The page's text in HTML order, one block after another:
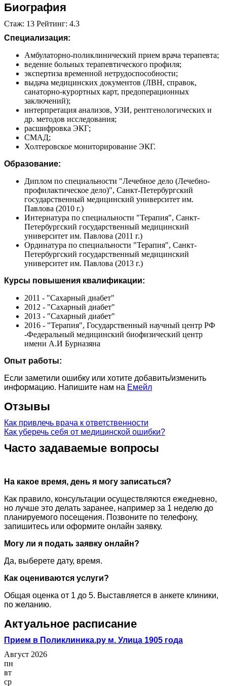
Биография
Стаж: 13 Рейтинг: 4.3
Специализация:
Амбулаторно-поликлинический прием врача терапевта;
ведение больных терапевтического профиля;
экспертиза временной нетрудоспособности;
выдача медицинских документов (ЛВН, справок,
санаторно-курортных карт, предоперационных
заключений);
интерпретация анализов, УЗИ, рентгенологических и
др. методов исследования;
расшифровка ЭКГ;
СМАД;
Холтеровское мониторирование ЭКГ.
Образование:
Диплом по специальности "Лечебное дело (Лечебно-
профилактическое дело)", Санкт-Петербургский
государственный медицинский университет им.
Павлова (2010 г.)
Интернатура по специальности "Терапия", Санкт-
Петербургский государственный медицинский
университет им. Павлова (2011 г.)
Ординатура по специальности "Терапия", Санкт-
Петербургский государственный медицинский
университет им. Павлова (2013 г.)
Курсы повышения квалификации:
2011 - "Сахарный диабет"
2012 - "Сахарный диабет"
2013 - "Сахарный диабет"
2016 - "Терапия", Государственный научный центр РФ
-Федеральный медицинский биофизический центр
имени А.И Бурназяна
Опыт работы:
Если заметили ошибку или хотите добавить/изменить
информацию. Напишите нам на Емейл
Отзывы
Как привлечь врача к ответственности
Как уберечь себя от медицинской ошибки?
Часто задаваемые вопросы
На какое время, день я могу записаться?
Как правило, консультации осуществляются ежедневно,
но лучше это делать заранее, например за 1 неделю до
планируемого посещения. Позвоните по телефону,
запишитесь или оформите онлайн заявку.
Могу ли я подать заявку онлайн?
Да, выберете дату, время.
Как оцениваются услуги?
Общая оценка от 1 до 5. Выставляется в анкете клиники,
по желанию.
Актуальное расписание
Прием в Поликлиника.ру м. Улица 1905 года
Август 2026
пн
вт
ср